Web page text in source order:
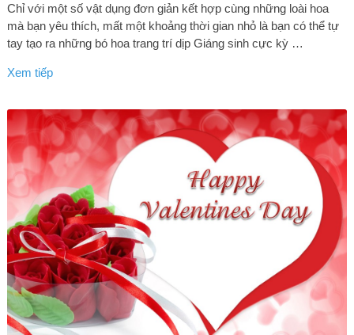
Chỉ với một số vật dụng đơn giản kết hợp cùng những loài hoa
mà bạn yêu thích, mất một khoảng thời gian nhỏ là bạn có thể tự
tay tạo ra những bó hoa trang trí dịp Giáng sinh cực kỳ …
Xem tiếp